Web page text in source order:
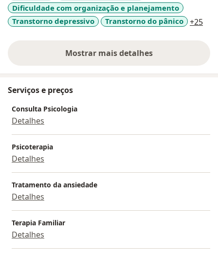
Dificuldade com organização e planejamento
Transtorno depressivo
Transtorno do pânico +25
Mostrar mais detalhes
sobre a experiência
Serviços e preços
Consulta Psicologia
Detalhes
Psicoterapia
Detalhes
Tratamento da ansiedade
Detalhes
Terapia Familiar
Detalhes